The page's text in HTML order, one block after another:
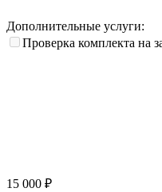
Дополнительные услуги:
Проверка комплекта на
15 000 ₽